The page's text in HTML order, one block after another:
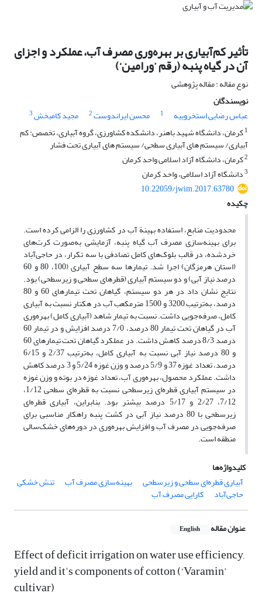
تأثیر کم‌آبیاری بر بهره‌وری مصرف آب، عملکرد و اجزای
آن در گیاه پنبه (رقم ’ورامین‘)
نوع مقاله : مقاله پژوهشی
نویسندگان
عباس رضایی استخروییه
1 محسن ایراندوست2 مجید کامبخش3
1کرمان، دانشگاه شهید باهنر، دانشکده کشاورزی، گروه آبیاری، تخصص: کم
آبیاری/ سیستم های آبیاری سطحی/ سیستم های آبیاری تحت فشار
2کرمان، دانشگاه آزاد اسلامی واحد کرمان
3دانشگاه آزاد اسلامی، واحد کرمان
10.22059/jwim.2017.63780
چکیده
محدودیت منابع، استفاده بهینة آب در کشاورزی را الزامی کرده است.
برای بهینه‌سازی مصرف آب گیاه پنبه، آزمایشی به‌صورت کرت‌های
خردشده، در قالب بلوک‌های کامل تصادفی با سه تکرار، در حاجی‌آباد
(استان هرمزگان) اجرا شد. تیمارها سه سطح آبیاری (100، 80 و 60
درصد نیاز آبی) و دو سیستم آبیاری (قطره‏ای سطحی و زیرسطحی) بود.
نتایج نشان داد در هر دو سیستم، گیاهان تحت تیمارهای 60 و 80
درصد، به‌ترتیب 3200 و 1500 مترمکعب آب در هکتار نسبت به آبیاری
کامل، صرفه‌جویی داشت. نسبت به تیمار شاهد (آبیاری کامل) بهره‌وری
آب در گیاهان تحت تیمار 80 درصد، 7/0 درصد افزایش و در تیمار 60
درصد 8/3 درصد کاهش داشت. در عملکرد گیاهان تحت تیمارهای 60
و 80 درصد نیاز آبی نسبت به آبیاری کامل، به‌ترتیب 2/37 و 6/15
درصد، تعداد غوزه 37 و 5/9 درصد و وزن غوزه 5/24 و 3 درصد کاهش
داشت. عملکرد محصول، بهره‌وری آب، تعداد غوزه در بوته و وزن غوزه
در سیستم آبیاری قطره‌ای زیرسطحی نسبت به قطره‌ای سطحی 1/12،
7/12، 2/27 و 5/17 درصد بیشتر بود. بنابراین، آبیاری قطره‌ای
زیرسطحی با 80 درصد نیاز آبی در کشت پنبه راهکار مناسبی برای
صرفه‌جویی در مصرف آب و افزایش بهره‌وری در دوره‌های خشک‌سالی
منطقه است.
کلیدواژه‌ها
آبیاری قطره‌ای سطحی و زیرسطحی
بهینه‌سازی مصرف آب تنش خشکی
حاجی‌آباد کارایی مصرف آب
عنوان مقاله English
Effect of deficit irrigation on water use efficiency,
yield and it's components of cotton (‘Varamin’
cultivar)